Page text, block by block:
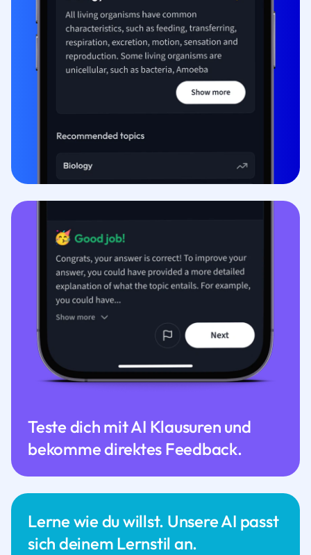
Lerne wie du willst. Unsere AI passt
sich deinem Lernstil an.
Teste dich mit AI Klausuren und
bekomme direktes Feedback.